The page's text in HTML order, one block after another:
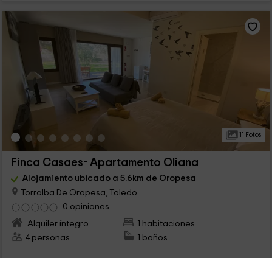
11 Fotos
Finca Casaes- Apartamento Oliana
Alojamiento ubicado a 5.6km de Oropesa
Torralba De Oropesa, Toledo
0 opiniones
Alquiler íntegro
1 habitaciones
4 personas
1 baños